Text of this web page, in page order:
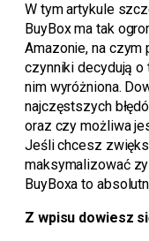
W tym artykule
BuyBox ma tak
Amazonie, na czym
czynniki decydują
nim wyróżniona.
najczęstszych
oraz czy możliwa
Jeśli chcesz
maksymalizować
BuyBoxa to
Z wpisu dowiesz